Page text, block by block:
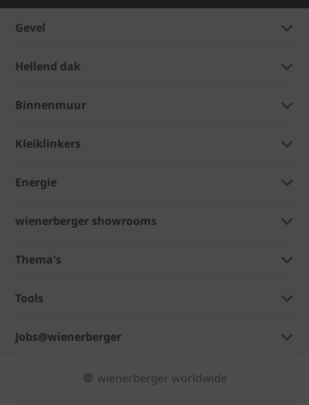
Gevel
Hellend dak
Binnenmuur
Kleiklinkers
Energie
wienerberger showrooms
Thema's
Tools
Jobs@wienerberger
wienerberger worldwide